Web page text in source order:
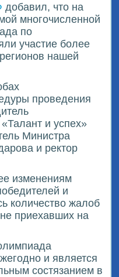
добавил, что на
многочисленной
по
участие более
нашей
проведения
и успех»
Министра
и ректор
изменениям
и
количество жалоб
приехавших на
и является
состязанием в